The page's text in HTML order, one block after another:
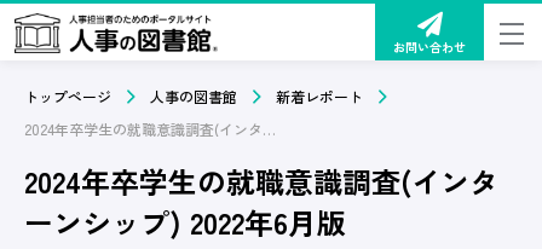
お問い合わせ
トップページ 人事の図書館
新着レポート
2024年卒学生の就職意識調査(インターンシップ) 2022年6月版
2024年卒学生の就職意識調査(インタ
ーンシップ) 2022年6月版